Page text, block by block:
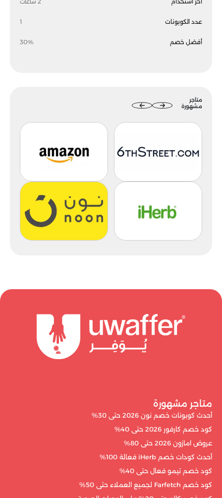
عدد الكوبونات 1
أفضل خصم 30%
متاجر
مشهورة
متاجر مشهورة
أحدث كوبونات خصم نون 2026 حتى 30%
كود خصم كارفور 2026 حتى 40%
عروض امازون 2026 حتى 80%
أحدث كودات خصم iHerb فعالة 100%
كود خصم تيمو فعال حتى 40%
كود خصم Farfetch لجميع العملاء حتى 50%